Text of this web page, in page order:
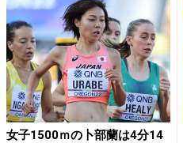
女子1500ｍの卜部蘭は4分14